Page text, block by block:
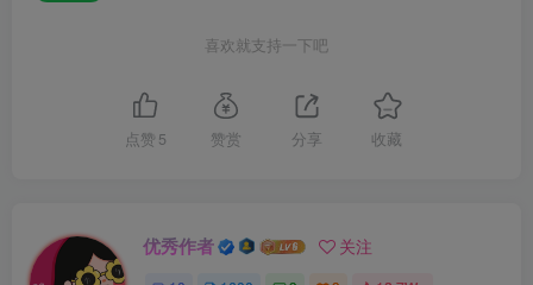
喜欢就支持一下吧
点赞 5 赞赏 分享 收藏
优秀作者 关注